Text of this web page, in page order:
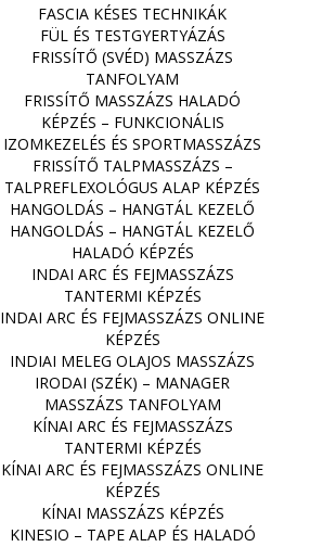
FASCIA KÉSES TECHNIKÁK
FÜL ÉS TESTGYERTYÁZÁS
FRISSÍTŐ (SVÉD) MASSZÁZS
TANFOLYAM
FRISSÍTŐ MASSZÁZS HALADÓ
KÉPZÉS – FUNKCIONÁLIS
IZOMKEZELÉS ÉS SPORTMASSZÁZS
FRISSÍTŐ TALPMASSZÁZS –
TALPREFLEXOLÓGUS ALAP KÉPZÉS
HANGOLDÁS – HANGTÁL KEZELŐ
HANGOLDÁS – HANGTÁL KEZELŐ
HALADÓ KÉPZÉS
INDAI ARC ÉS FEJMASSZÁZS
TANTERMI KÉPZÉS
INDAI ARC ÉS FEJMASSZÁZS ONLINE
KÉPZÉS
INDIAI MELEG OLAJOS MASSZÁZS
IRODAI (SZÉK) – MANAGER
MASSZÁZS TANFOLYAM
KÍNAI ARC ÉS FEJMASSZÁZS
TANTERMI KÉPZÉS
KÍNAI ARC ÉS FEJMASSZÁZS ONLINE
KÉPZÉS
KÍNAI MASSZÁZS KÉPZÉS
KINESIO – TAPE ALAP ÉS HALADÓ